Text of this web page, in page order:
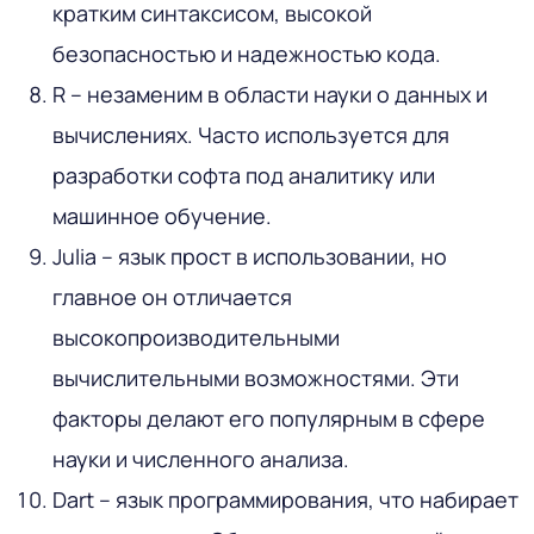
кратким синтаксисом, высокой
безопасностью и надежностью кода.
R – незаменим в области науки о данных и
вычислениях. Часто используется для
разработки софта под аналитику или
машинное обучение.
Julia – язык прост в использовании, но
главное он отличается
высокопроизводительными
вычислительными возможностями. Эти
факторы делают его популярным в сфере
науки и численного анализа.
Dart – язык программирования, что набирает